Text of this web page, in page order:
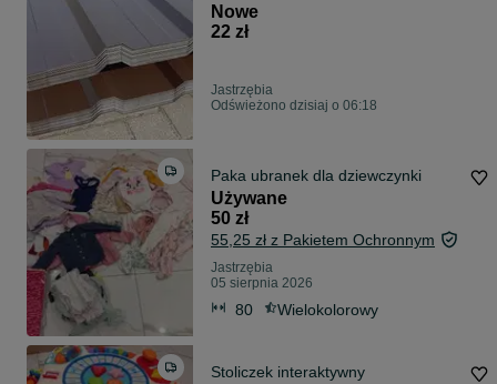
Nowe
22 zł
Jastrzębia
Odświeżono dzisiaj o 06:18
Paka ubranek dla dziewczynki
Używane
50 zł
55,25 zł z Pakietem Ochronnym
Jastrzębia
05 sierpnia 2026
80 Wielokolorowy
Stoliczek interaktywny